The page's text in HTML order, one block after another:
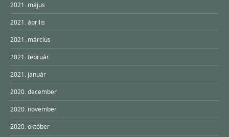
2021. május
2021. április
2021. március
2021. február
2021. január
2020. december
2020. november
2020. október